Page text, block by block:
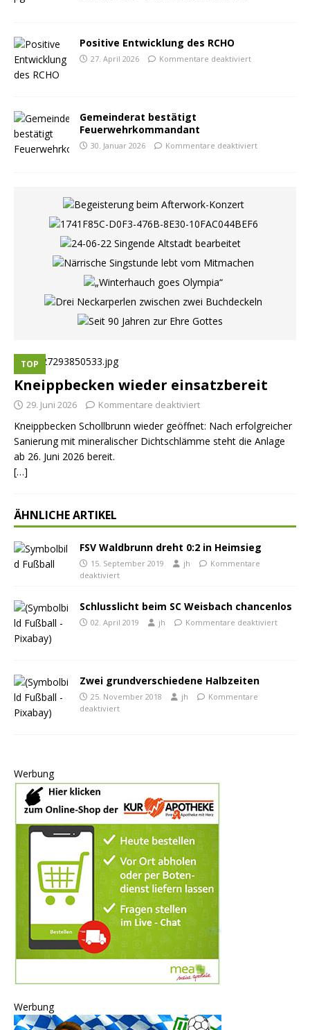
Positive Entwicklung des RCHO
27. April 2026 Kommentare deaktiviert
Gemeinderat bestätigt
Feuerwehrkommandant
30. Januar 2026 Kommentare deaktiviert
TOP
Kneippbecken wieder einsatzbereit
29. Juni 2026 Kommentare deaktiviert
Kneippbecken Schollbrunn wieder geöffnet: Nach erfolgreicher
Sanierung mit mineralischer Dichtschlämme steht die Anlage
ab 26. Juni 2026 bereit.
[…]
ÄHNLICHE ARTIKEL
FSV Waldbrunn dreht 0:2 in Heimsieg
15. September 2019 jh
Kommentare
deaktiviert
Schlusslicht beim SC Weisbach chancenlos
02. April 2019 jh Kommentare deaktiviert
Zwei grundverschiedene Halbzeiten
25. November 2018 jh
Kommentare
deaktiviert
Werbung
Werbung